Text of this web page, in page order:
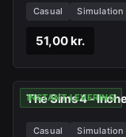
Casual Simulation
51,00 kr.
INSTANT LEVERING
The Sims 4 -
Casual Simulation